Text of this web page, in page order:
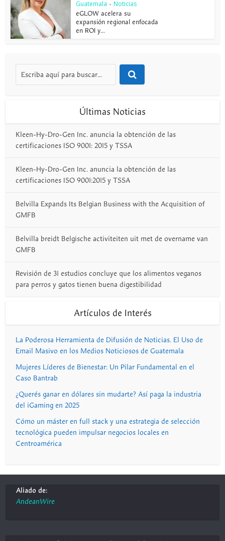
Guatemala • Noticias
eGLOW acelera su
expansión regional enfocada
en ROI y...
Últimas Noticias
Kleen-Hy-Dro-Gen Inc. anuncia la obtención de las
certificaciones ISO 9001: 2015 y TSSA
Kleen-Hy-Dro-Gen Inc. anuncia la obtención de las
certificaciones ISO 9001:2015 y TSSA
Belvilla Expands Its Belgian Business with the Acquisition of
GMFB
Belvilla breidt Belgische activiteiten uit met de overname van
GMFB
Revisión de 31 estudios concluye que los alimentos veganos
para perros y gatos tienen buena digestibilidad
Artículos de Interés
La Poderosa Herramienta de Difusión de Noticias. El Uso de
Email Masivo en los Medios Noticiosos de Guatemala
Mujeres Líderes de Bienestar: Un Pilar Fundamental en el
Caso Bantrab
¿Querés ganar en dólares sin mudarte? Así paga la industria
del iGaming en 2025
Cómo un máster en full stack y una estrategia de selección
tecnológica pueden impulsar negocios locales en
Centroamérica
Aliado de:
AndeanWire